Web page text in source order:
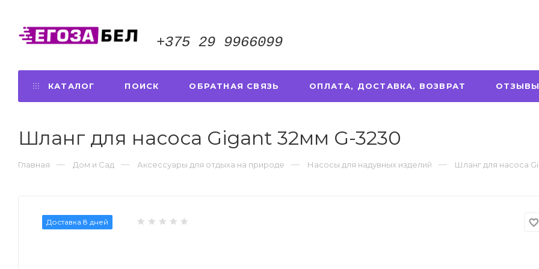
+375 29 9966099
КАТАЛОГ ПОИСК ОБРАТНАЯ СВЯЗЬ ОПЛАТА, ДОСТАВКА, ВОЗВРАТ ОТЗЫВЫ
Шланг для насоса Gigant 32мм G-3230
Главная Дом и Сад Аксессуары для отдыха на природе Насосы для надувных изделий Шланг для насоса
Доставка 8 дней favorite_border